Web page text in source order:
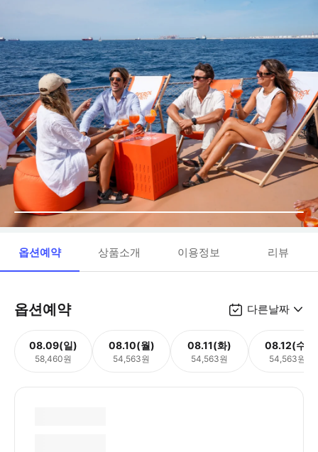
옵션예약 상품소개 이용정보 리뷰
옵션예약 다른날짜
08.09(일)
58,460원
08.10(월)
54,563원
08.11(화)
54,563원
08.12(수)
54,563원